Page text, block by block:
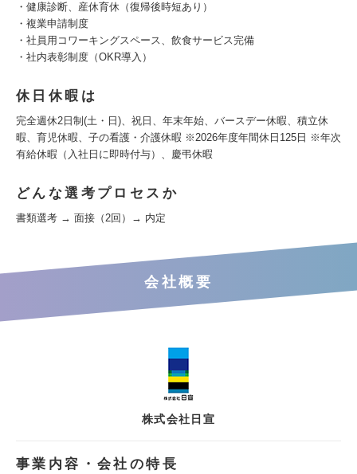
・健康診断、産休育休（復帰後時短あり）
・複業申請制度
・社員用コワーキングスペース、飲食サービス完備
・社内表彰制度（OKR導入）
休日休暇は
完全週休2日制(土・日)、祝日、年末年始、バースデー休暇、積立休
暇、育児休暇、子の看護・介護休暇 ※2026年度年間休日125日 ※年次
有給休暇（入社日に即時付与）、慶弔休暇
どんな選考プロセスか
書類選考 → 面接（2回）→ 内定
会社概要
株式会社日宣
事業内容・会社の特長